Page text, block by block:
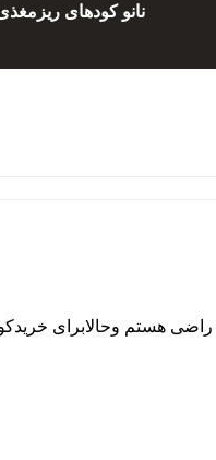
نانو کودهای
هستم وحالابرای